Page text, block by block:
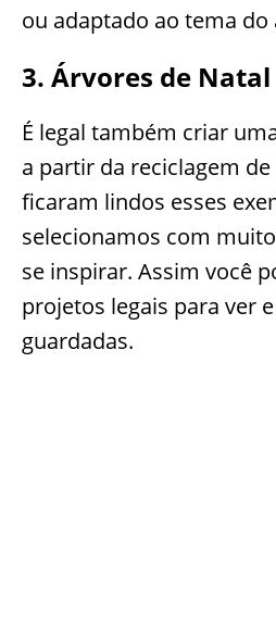
ou adaptado ao tema do
3. Árvores de Natal
É legal também criar
a partir da reciclagem
ficaram lindos esses
selecionamos com
se inspirar. Assim você
projetos legais para ver
guardadas.